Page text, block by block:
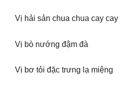
Vị hải sản chua chua cay cay
Vị bò nướng đậm đà
Vị bơ tỏi đặc trưng lạ miệng